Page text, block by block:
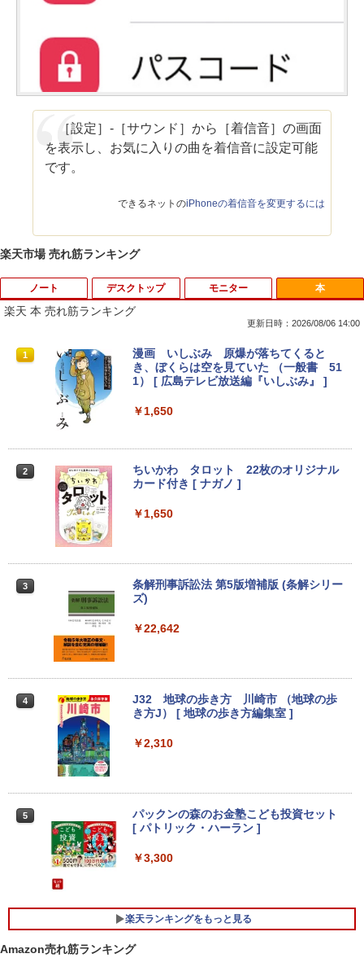
［設定］-［サウンド］から［着信音］の画面
を表示し、お気に入りの曲を着信音に設定可能
です。
できるネットのiPhoneの着信音を変更するには
楽天市場 売れ筋ランキング
ノート
1
超得1,000円OFF｜新生活応援 豪華特典
付き｜最新OS対応 第8世代｜最大180日
保証｜Core i3 第8世代｜中古ノートパソ
トパソコン 15.6 テンキー付き｜ノートパ
￥19,800
リ:8GB/M.2 SSD:256GB/512GB/1TB/1
2.1型/Webカメラ/USB3.0/HDMI/wi-fi/無
線マウス/USBメモリ/中古パソコン/ノー
トパソコン/Windows11/Windows10
￥19,999
3
中古ノートパソコン Toshiba dynabook
U63J 第7世代 Core i5 Windows11搭載
Office付き 初期設定済み メモリ8GB/16
GB SSD256GB/512GB/1TB 新品換装済
み 13.3インチ液晶 軽量 モバイルPC USB
￥21,800
【最新Office2024】中古ノートパソコン
爆速SSD 512GB 13.3型 LED液晶 HDMI
端子 USB3.0 Wi-Fi Bluetooth 軽量 モバ
Windows11 Pro 64bit 厳選中古ノート
デスクトップ
1
【中古】 自作機 Z170 PRO GAMING Co
re i7 6700K タワー型 USB3.0 HDMI ジャ
ンクPC [96640]
￥9,310
2
【正規永久版Office付き】【12GB+256
GB】【楽天1位連続受賞】NIPOGI mini
3.1GHz Win11 Pro SSD ミニパソコン U
￥39,980
[VETESA正規販売店]一体型デスクトッ
￥39,999
2インチ 中古 パソコン デスクトップパソ
コン
￥50,999
ミニPC 中古デスクトップ DELL Optiple
x 5060 micro Windows11 Pro Core i5 8
500T メモリ 4GB SSD 128GB 本体 / 3ヶ
モニター
1
【送料無料】TF: 富士通 23.8型液晶ディ
スプレイ DY24-9T / B24-9 TS/ FullHD
1920x1080/ D-sub,DVI,Displayport フ
古モニター /24型 ワイド 液晶モニター
￥6,480
モニター 27インチ 100Hz FHD VAパネル
MAXZEN MJM27CH02-F100
￥13,980
光沢 スピーカー内蔵 3年保証 ディスプレ
イ パソコンモニター PCモニター フルハ
イビジョン 21インチ 液晶モニター アイ
リスオーヤマ DT-JF * 安心延長保証対象
4
【BenQ公式店】BenQ ベンキュー GW2
791 27インチ アイケアモニター Full HD/
フリッカーフリー/ティルト機能/27型 PC
モニター
本
楽天 本 売れ筋ランキング
更新日時：2026/08/06 14:00
1
漫画 いしぶみ 原爆が落ちてくると
き、ぼくらは空を見ていた （一般書 51
1） [ 広島テレビ放送編『いしぶみ』 ]
￥1,650
2
ちいかわ タロット 22枚のオリジナル
カード付き [ ナガノ ]
￥1,650
3
条解刑事訴訟法 第5版増補版 (条解シリー
ズ)
￥22,642
4
J32 地球の歩き方 川崎市 （地球の歩
き方J） [ 地球の歩き方編集室 ]
￥2,310
5
パックンの森のお金塾こども投資セット
[ パトリック・ハーラン ]
￥3,300
楽天ランキングをもっと見る
Amazon売れ筋ランキング